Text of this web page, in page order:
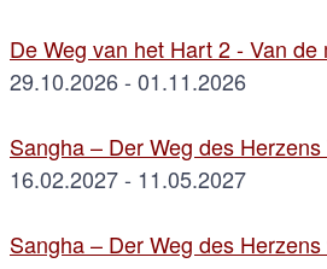
De Weg van het Hart 2 - Van
29.10.2026 - 01.11.2026
Sangha – Der Weg des
16.02.2027 - 11.05.2027
Sangha – Der Weg des